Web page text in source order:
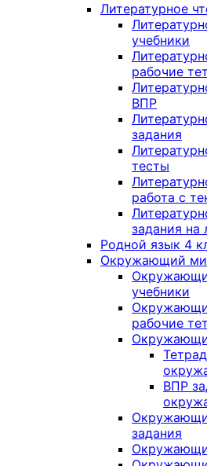
Литературное
учебники
рабочие
ВПР
задания
тесты
работа с
задания на
Родной язык 4
Окружающий
учебники
рабочие
ВПР
задания